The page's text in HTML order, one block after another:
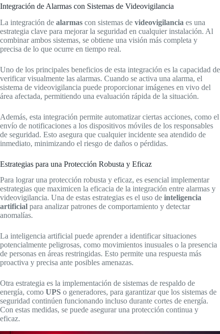
Integración de Alarmas con Sistemas de Videovigilancia
La integración de alarmas con sistemas de videovigilancia es una
estrategia clave para mejorar la seguridad en cualquier instalación. Al
combinar ambos sistemas, se obtiene una visión más completa y
precisa de lo que ocurre en tiempo real.
Uno de los principales beneficios de esta integración es la capacidad de
verificar visualmente las alarmas. Cuando se activa una alarma, el
sistema de videovigilancia puede proporcionar imágenes en vivo del
área afectada, permitiendo una evaluación rápida de la situación.
Además, esta integración permite automatizar ciertas acciones, como el
envío de notificaciones a los dispositivos móviles de los responsables
de seguridad. Esto asegura que cualquier incidente sea atendido de
inmediato, minimizando el riesgo de daños o pérdidas.
Estrategias para una Protección Robusta y Eficaz
Para lograr una protección robusta y eficaz, es esencial implementar
estrategias que maximicen la eficacia de la integración entre alarmas y
videovigilancia. Una de estas estrategias es el uso de inteligencia
artificial para analizar patrones de comportamiento y detectar
anomalías.
La inteligencia artificial puede aprender a identificar situaciones
potencialmente peligrosas, como movimientos inusuales o la presencia
de personas en áreas restringidas. Esto permite una respuesta más
proactiva y precisa ante posibles amenazas.
Otra estrategia es la implementación de sistemas de respaldo de
energía, como UPS o generadores, para garantizar que los sistemas de
seguridad continúen funcionando incluso durante cortes de energía.
Con estas medidas, se puede asegurar una protección continua y
eficaz.